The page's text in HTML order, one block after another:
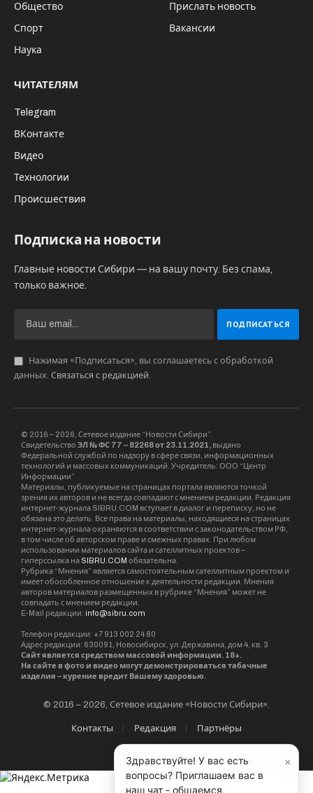
Кадры взрыва в харьковском торговом
центре, распространяемые украинскими
обороны России.
“За несколько секунд до взрыва в здании
зафиксировано сильное задымление
неизвестного происхождения, что
“Персона” с высокой вероятностью произошла
детонация хранившихся там боеприпасов ВСУ”,
— говорится в сообщении.
Как подчеркнули в российском оборонном
ведомстве, военные не планировали и не
украинской стороны о якобы имевшем место
отвлечь внимание мировой общественности
совершенного ВСУ в селе Хорлы в Херсонской
области.
ВСУ СВО спецоперация Украина
Редакция SibRu.com
Материалы, публикуемые за авторством "Редакция
редакции (за исключением случаев, если указана ссылка
на источник или материал помечен как рекламный).
×
Здравствуйте! У вас есть
вопросы? Приглашаем вас в
наш чат - общаемся,